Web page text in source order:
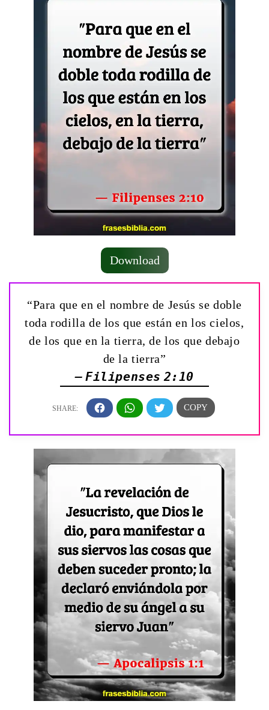
Download
“Para que en el nombre de Jesús se doble
toda rodilla de los que están en los cielos,
de los que en la tierra, de los que debajo
de la tierra”
— Filipenses 2:10